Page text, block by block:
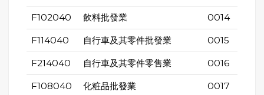
F102040 飲料批發業 0014
F114040 自行車及其零件批發業 0015
F214040 自行車及其零件零售業 0016
F108040 化粧品批發業 0017